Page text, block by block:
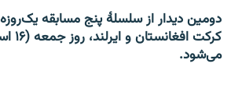
دومین دیدار از سلسلۀ پنج مسابقه
کرکت
می‌شود.